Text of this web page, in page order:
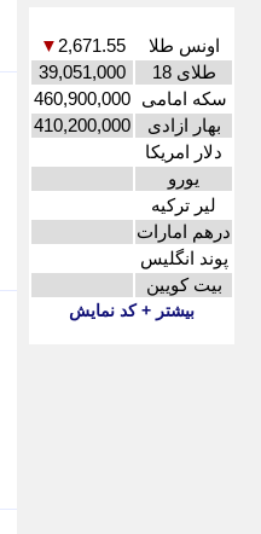
اونس طلا 2,671.55
▼
طلای 18
39,051,000
سکه امامی 460,900,000
بهار ازادی
410,200,000
دلار امریکا
یورو
لیر ترکیه
درهم امارات
پوند انگلیس
بیت کویین
بیشتر + کد نمایش